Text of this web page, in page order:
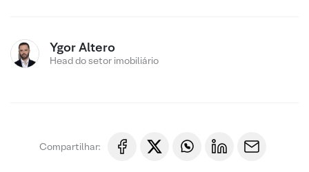
Ygor Altero
Head do setor imobiliário
Compartilhar: